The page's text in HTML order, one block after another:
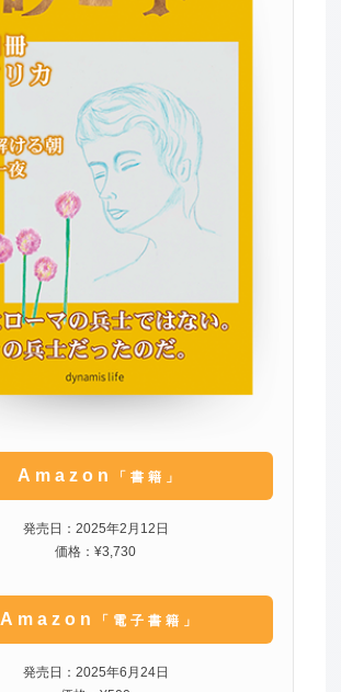
Amazon 「書籍」
発売日：2025年2月12日
価格：¥3,730
Amazon 「電子書籍」
発売日：2025年6月24日